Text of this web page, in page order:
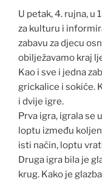
U petak, 4. rujna, u
za kulturu i
zabavu za djecu
obilježavamo kraj
Kao i sve i jedna
grickalice i sokiće.
i dvije igre.
Prva igra, igrala se
loptu između
isti način, loptu
Druga igra bila je
krug. Kako je